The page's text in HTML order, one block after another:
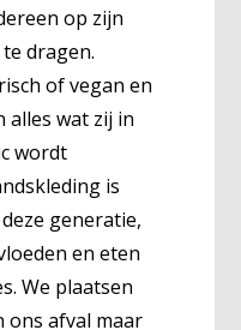
op zijn
dragen.
of vegan en
alles wat zij in
wordt
is
generatie,
en eten
We plaatsen
ons afval maar